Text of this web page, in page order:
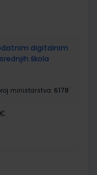
digitalnim
škola
ministarstva: 6178